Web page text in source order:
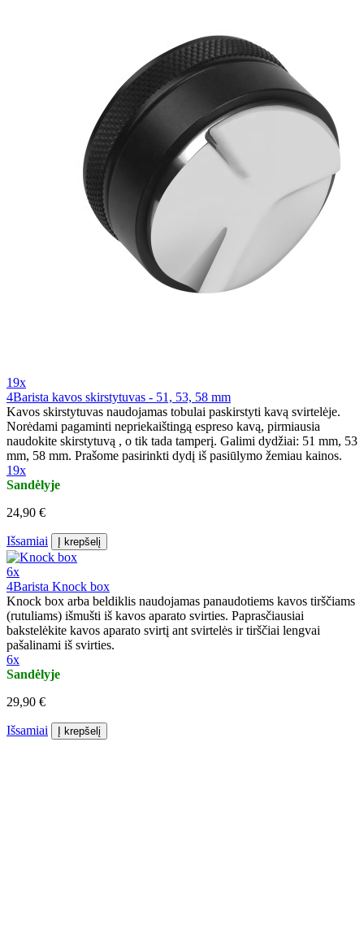
19x
4Barista kavos skirstytuvas - 51, 53, 58 mm
Kavos skirstytuvas naudojamas tobulai paskirstyti kavą svirtelėje.
Norėdami pagaminti nepriekaištingą espreso kavą, pirmiausia
naudokite skirstytuvą , o tik tada tamperį. Galimi dydžiai: 51 mm, 53
mm, 58 mm. Prašome pasirinkti dydį iš pasiūlymo žemiau kainos.
19x
Sandėlyje
24,90 €
Išsamiai Į krepšelį
6x
4Barista Knock box
Knock box arba beldiklis naudojamas panaudotiems kavos tirščiams
(rutuliams) išmušti iš kavos aparato svirties. Paprasčiausiai
bakstelėkite kavos aparato svirtį ant svirtelės ir tirščiai lengvai
pašalinami iš svirties.
6x
Sandėlyje
29,90 €
Išsamiai Į krepšelį